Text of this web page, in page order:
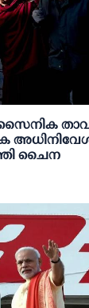
സൈനിക
ചൈന